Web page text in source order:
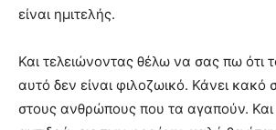
είναι ημιτελής.
Και τελειώνοντας θέλω να σας πω ότι
αυτό δεν είναι φιλοζωικό. Κάνει
στους ανθρώπους που τα αγαπούν. Και